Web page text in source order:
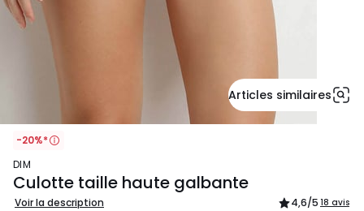
Articles similaires
-20%*
DIM
Culotte taille haute galbante
Voir la description 4,6/5 18 avis